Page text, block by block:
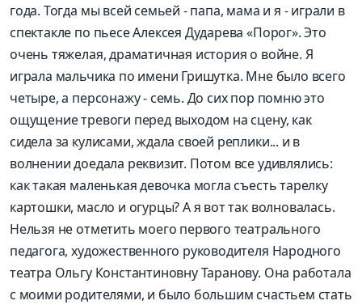
года. Тогда мы всей семьей - папа, мама и я - играли в
спектакле по пьесе Алексея Дударева «Порог». Это
очень тяжелая, драматичная история о войне. Я
играла мальчика по имени Гришутка. Мне было всего
четыре, а персонажу - семь. До сих пор помню это
ощущение тревоги перед выходом на сцену, как
сидела за кулисами, ждала своей реплики... и в
волнении доедала реквизит. Потом все удивлялись:
как такая маленькая девочка могла съесть тарелку
картошки, масло и огурцы? А я вот так волновалась.
Нельзя не отметить моего первого театрального
педагога, художественного руководителя Народного
театра Ольгу Константиновну Таранову. Она работала
с моими родителями, и было большим счастьем стать